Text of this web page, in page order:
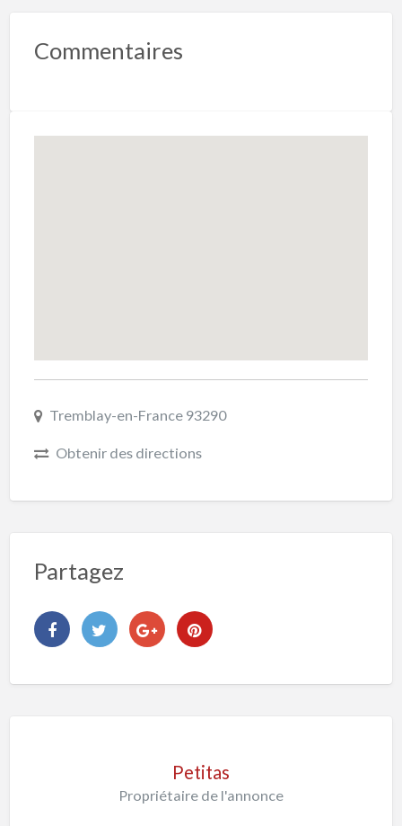
Commentaires
Tremblay-en-France 93290
Obtenir des directions
Partagez
Petitas
Propriétaire de l'annonce